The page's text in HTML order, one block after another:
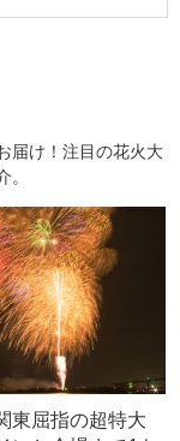
届け！注目の花火大
東屈指の超特大